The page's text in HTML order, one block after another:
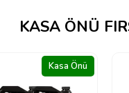
KASA ÖNÜ
Kasa Önü